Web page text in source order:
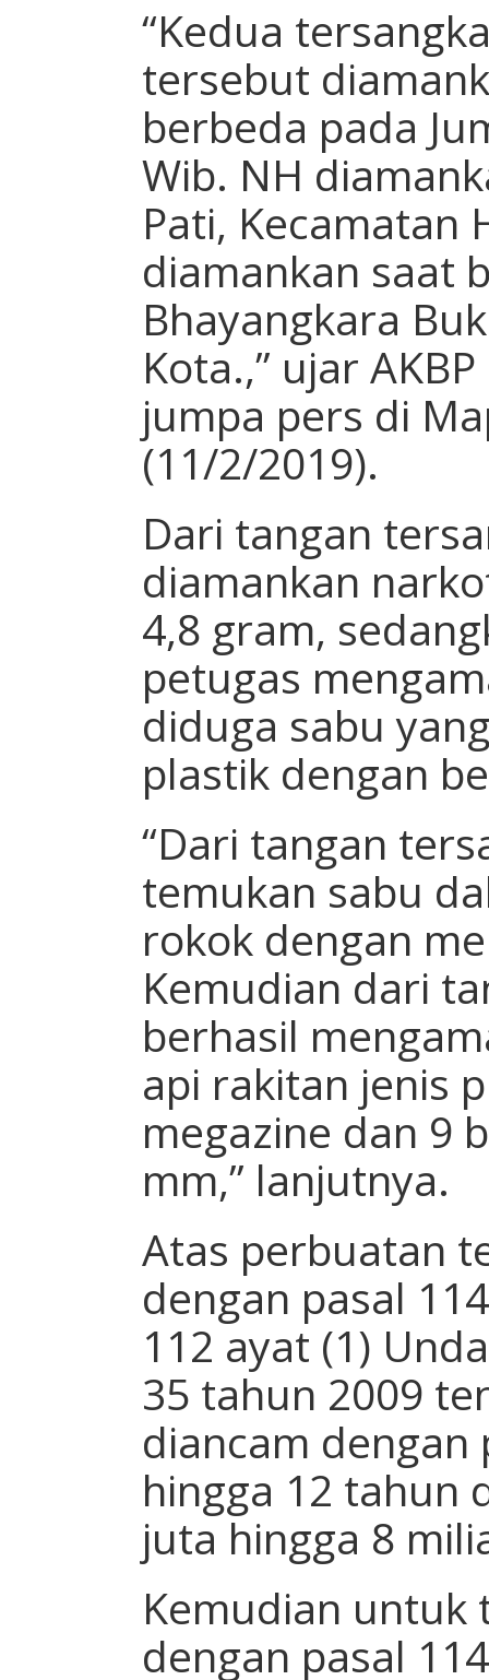
“Kedua
tersebut
berbeda pada
Wib. NH
Pati, Kecamatan
diamankan saat
Bhayangkara
Kota.,” ujar
jumpa pers di
(11/2/2019).
Dari tangan
diamankan
4,8 gram,
petugas
diduga sabu
plastik dengan
“Dari tangan
temukan sabu
rokok dengan
Kemudian dari
berhasil
api rakitan jenis
megazine dan 9
mm,” lanjutnya.
Atas perbuatan
dengan pasal
112 ayat (1)
35 tahun 2009
diancam dengan
hingga 12 tahun
juta hingga 8
Kemudian untuk
dengan pasal